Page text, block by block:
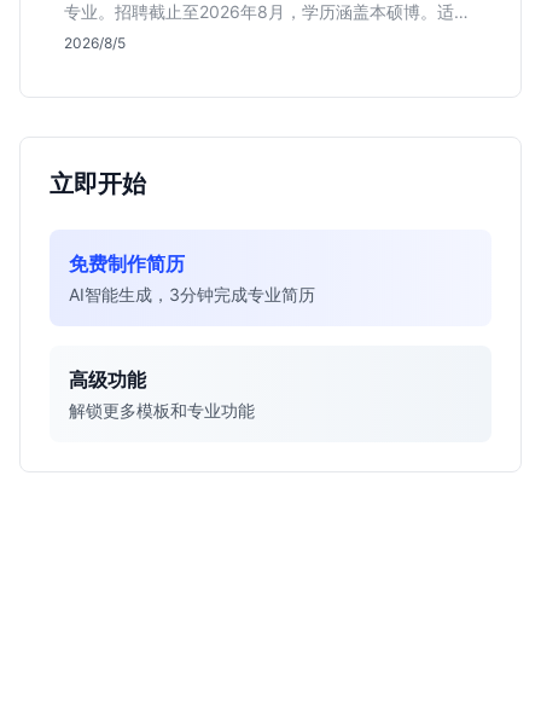
专业。招聘截止至2026年8月，学历涵盖本硕博。适合
追求本地稳定发展的同学，但需注意薪资细节未公开，
2026/8/5
立即开始
免费制作简历
AI智能生成，3分钟完成专业简历
高级功能
解锁更多模板和专业功能